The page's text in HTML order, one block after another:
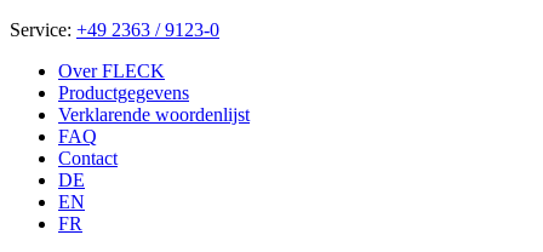
Service: +49 2363 / 9123-0
Over FLECK
Productgegevens
Verklarende woordenlijst
FAQ
Contact
DE
EN
FR